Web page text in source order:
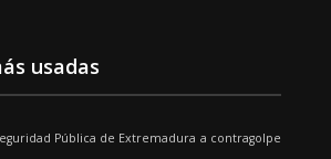
usadas
Pública de Extremadura a contragolpe